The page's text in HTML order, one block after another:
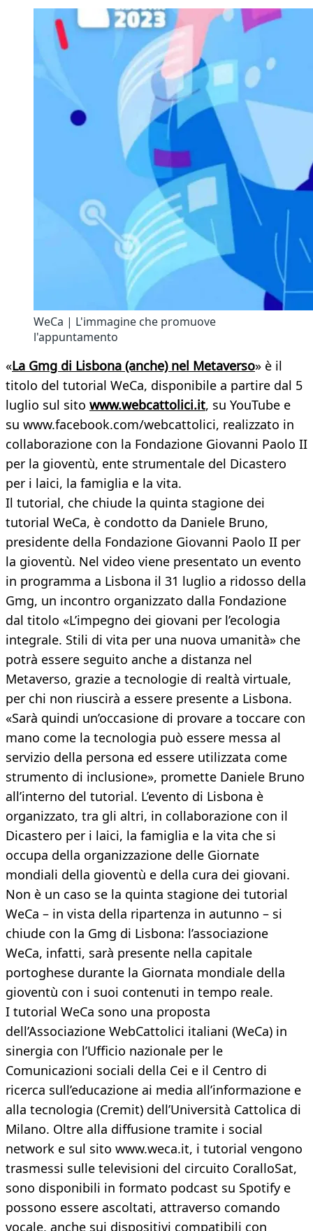
WeCa | L'immagine che promuove
l'appuntamento
«La Gmg di Lisbona (anche) nel Metaverso» è il
titolo del tutorial WeCa, disponibile a partire dal 5
luglio sul sito www.webcattolici.it, su YouTube e
su www.facebook.com/webcattolici, realizzato in
collaborazione con la Fondazione Giovanni Paolo II
per la gioventù, ente strumentale del Dicastero
per i laici, la famiglia e la vita.
Il tutorial, che chiude la quinta stagione dei
tutorial WeCa, è condotto da Daniele Bruno,
presidente della Fondazione Giovanni Paolo II per
la gioventù. Nel video viene presentato un evento
in programma a Lisbona il 31 luglio a ridosso della
Gmg, un incontro organizzato dalla Fondazione
dal titolo «L’impegno dei giovani per l’ecologia
integrale. Stili di vita per una nuova umanità» che
potrà essere seguito anche a distanza nel
Metaverso, grazie a tecnologie di realtà virtuale,
per chi non riuscirà a essere presente a Lisbona.
«Sarà quindi un’occasione di provare a toccare con
mano come la tecnologia può essere messa al
servizio della persona ed essere utilizzata come
strumento di inclusione», promette Daniele Bruno
all’interno del tutorial. L’evento di Lisbona è
organizzato, tra gli altri, in collaborazione con il
Dicastero per i laici, la famiglia e la vita che si
occupa della organizzazione delle Giornate
mondiali della gioventù e della cura dei giovani.
Non è un caso se la quinta stagione dei tutorial
WeCa – in vista della ripartenza in autunno – si
chiude con la Gmg di Lisbona: l’associazione
WeCa, infatti, sarà presente nella capitale
portoghese durante la Giornata mondiale della
gioventù con i suoi contenuti in tempo reale.
I tutorial WeCa sono una proposta
dell’Associazione WebCattolici italiani (WeCa) in
sinergia con l’Ufficio nazionale per le
Comunicazioni sociali della Cei e il Centro di
ricerca sull’educazione ai media all’informazione e
alla tecnologia (Cremit) dell’Università Cattolica di
Milano. Oltre alla diffusione tramite i social
network e sul sito www.weca.it, i tutorial vengono
trasmessi sulle televisioni del circuito CoralloSat,
sono disponibili in formato podcast su Spotify e
possono essere ascoltati, attraverso comando
vocale, anche sui dispositivi compatibili con